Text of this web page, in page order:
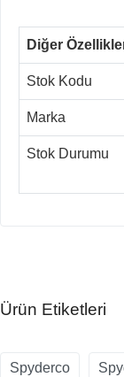
Diğer
Stok Kodu
Marka
Stok Durumu
Ürün Etiketleri
Spyderco